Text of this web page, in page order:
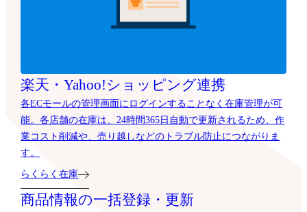
楽天・Yahoo!ショッピング連携
各ECモールの管理画面にログインすることなく在庫管理が可
能。各店舗の在庫は、24時間365日自動で更新されるため、作
業コスト削減や、売り越しなどのトラブル防止につながりま
す。
らくらく在庫
商品情報の一括登録・更新